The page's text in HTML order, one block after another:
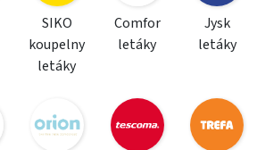
SIKO
koupelny
letáky
Comfor
letáky
Jysk
letáky